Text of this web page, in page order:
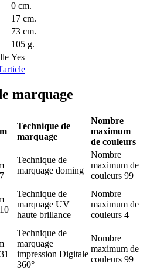
0 cm.
17 cm.
73 cm.
105 g.
Yes
marquage
Technique de
marquage
Nombre
maximum
de couleurs
Technique de
marquage doming
Nombre
maximum de
couleurs 99
Technique de
marquage UV
haute brillance
Nombre
maximum de
couleurs 4
Technique de
marquage
impression Digitale
360°
Nombre
maximum de
couleurs 99